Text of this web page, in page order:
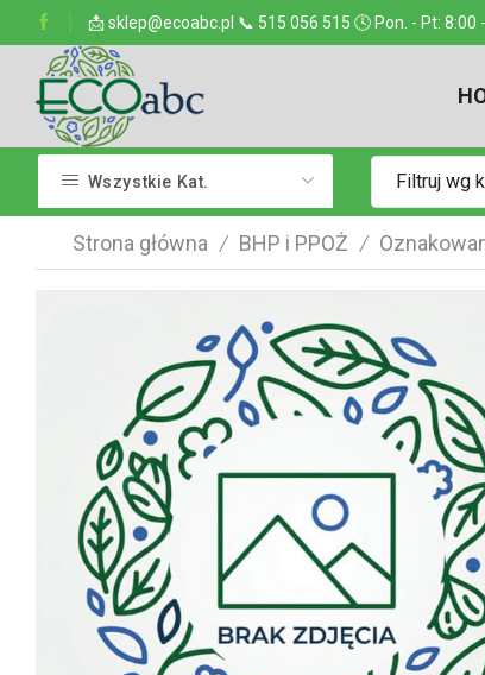
📩 sklep@ecoabc.pl 📞 515 056 515 🕓 Pon. - Pt: 8:00
w kraju Dostarczamy w każde
Wszystkie Kat. Filtruj wg
Strona główna / BHP i PPOŻ /